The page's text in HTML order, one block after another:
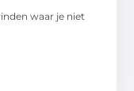
waar je niet